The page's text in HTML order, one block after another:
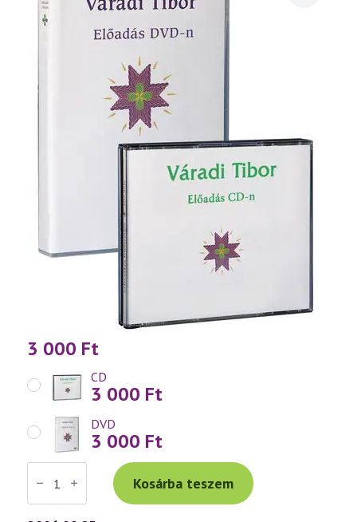
3 000 Ft
CD
3 000 Ft
DVD
3 000 Ft
Váradi
Tibor
előadás
(424)
—
Kosárba teszem